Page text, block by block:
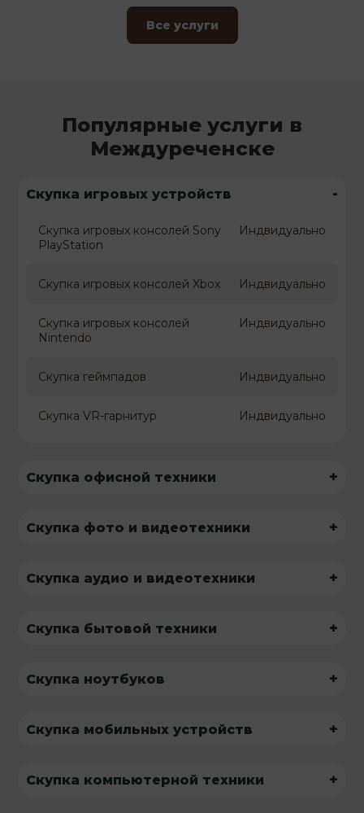
Все услуги
Популярные услуги в
Междуреченске
Скупка игровых устройств -
Скупка игровых консолей Sony
PlayStation
Индвидуально
Скупка игровых консолей Xbox Индвидуально
Скупка игровых консолей
Nintendo
Индвидуально
Скупка геймпадов Индвидуально
Скупка VR-гарнитур Индвидуально
Скупка офисной техники +
Скупка фото и видеотехники +
Скупка аудио и видеотехники +
Скупка бытовой техники +
Скупка ноутбуков +
Скупка мобильных устройств +
Скупка компьютерной техники +